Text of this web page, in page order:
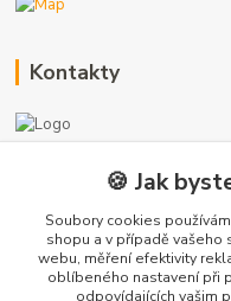
Kontakty
+420 775
info@radiatory-
🍪 Jak
Soubory cookies
shopu a v případě
webu, měření efektivity
oblíbeného nastavení při
odpovídajících vašim